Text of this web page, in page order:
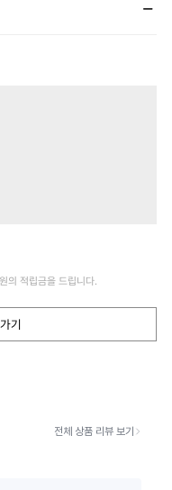
원의 적립금을 드립니다.
기